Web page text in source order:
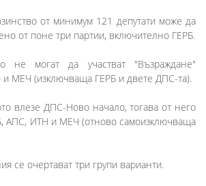
от минимум 121 депутати може да
от поне три партии, включително ГЕРБ.
не могат да участват "Възраждане"
и МЕЧ (изключваща ГЕРБ и двете ДПС-та).
влезе ДПС-Ново начало, тогава от него
АПС, ИТН и МЕЧ (отново самоизключваща
се очертават три групи варианти.